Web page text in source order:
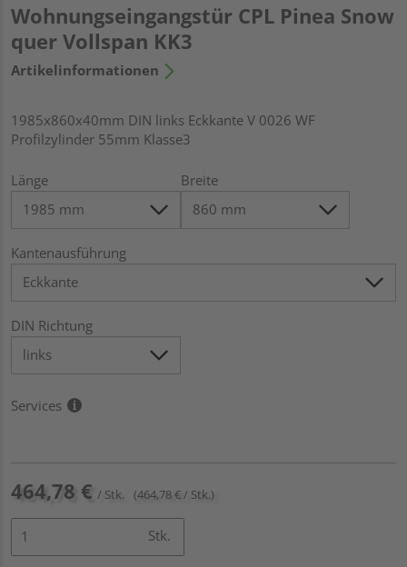
Wohnungseingangstür CPL Pinea Snow
quer Vollspan KK3
Artikelinformationen
1985x860x40mm DIN links Eckkante V 0026 WF
Profilzylinder 55mm Klasse3
Länge Breite
Kantenausführung
DIN Richtung
Services
464,78 € / Stk. (464,78 € / Stk.)
Stk.